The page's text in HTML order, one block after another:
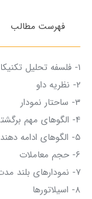
فهرست مطالب
۱- فلسفه تحلیل تکنیکال
۲- نظریه داو
۳- ساحتار نمودار
۴- الگوهای مهم برگشتی
۵- الگوهای ادامه دهنده
۶- حجم معاملات
۷- نمودارهای بلند مدت
۸- اسیلاتورها